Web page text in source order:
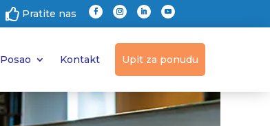
 Pratite nas
Posao Kontakt Upit za ponudu